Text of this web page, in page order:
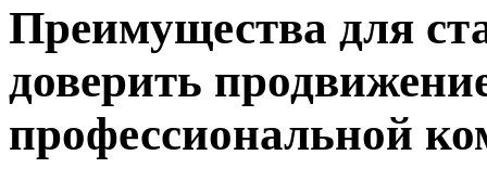
Преимущества для
доверить
профессиональной